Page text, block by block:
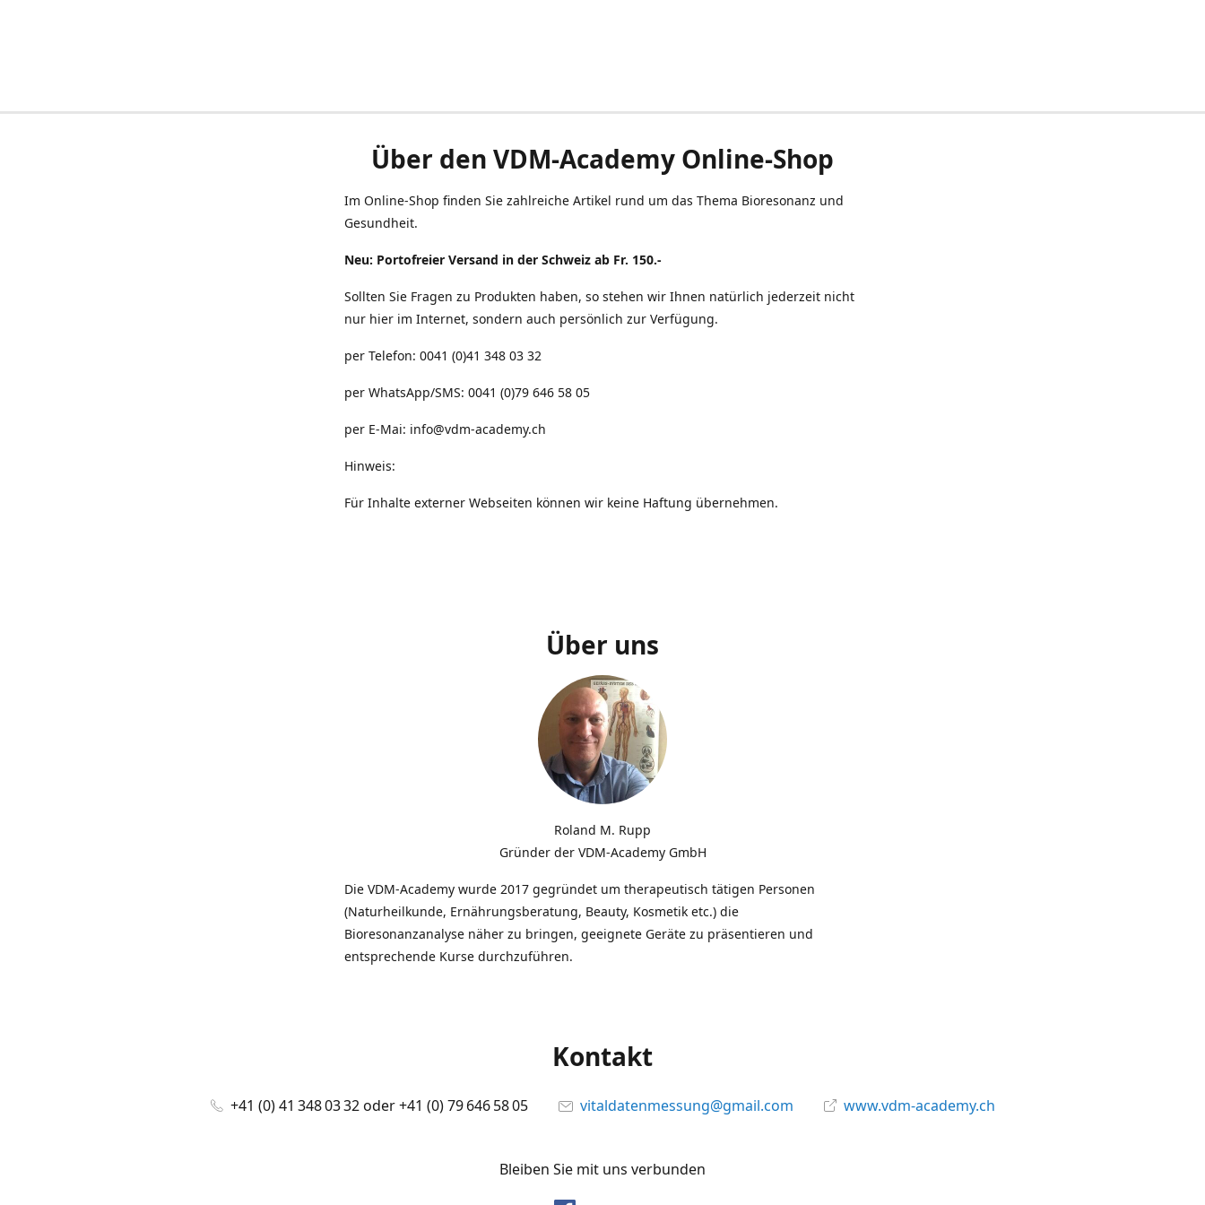
Über den VDM-Academy Online-Shop
Im Online-Shop finden Sie zahlreiche Artikel rund um das Thema Bioresonanz und
Gesundheit.
Neu: Portofreier Versand in der Schweiz ab Fr. 150.-
Sollten Sie Fragen zu Produkten haben, so stehen wir Ihnen natürlich jederzeit nicht
nur hier im Internet, sondern auch persönlich zur Verfügung.
per Telefon: 0041 (0)41 348 03 32
per WhatsApp/SMS: 0041 (0)79 646 58 05
per E-Mai: info@vdm-academy.ch
Hinweis:
Für Inhalte externer Webseiten können wir keine Haftung übernehmen.
Über uns
Roland M. Rupp
Gründer der VDM-Academy GmbH
Die VDM-Academy wurde 2017 gegründet um therapeutisch tätigen Personen
(Naturheilkunde, Ernährungsberatung, Beauty, Kosmetik etc.) die
Bioresonanzanalyse näher zu bringen, geeignete Geräte zu präsentieren und
entsprechende Kurse durchzuführen.
Kontakt
+41 (0) 41 348 03 32 oder +41 (0) 79 646 58 05 vitaldatenmessung@gmail.com www.vdm-academy.ch
Bleiben Sie mit uns verbunden